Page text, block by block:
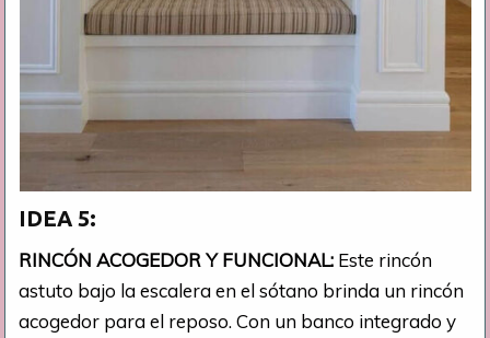
IDEA 5:
RINCÓN ACOGEDOR Y FUNCIONAL: Este rincón
astuto bajo la escalera en el sótano brinda un rincón
acogedor para el reposo. Con un banco integrado y